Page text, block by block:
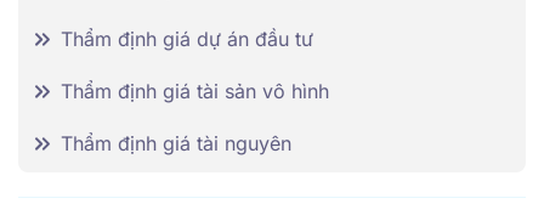
Thẩm định giá dự án đầu tư
Thẩm định giá tài sản vô hình
Thẩm định giá tài nguyên